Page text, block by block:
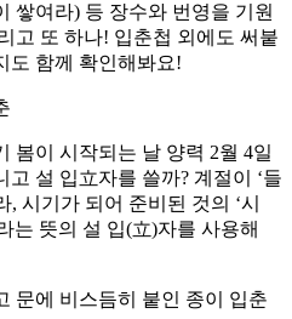
쌓여라) 등 장수와 번영을 기원
고 또 하나! 입춘첩 외에도 써붙
도 함께 확인해봐요!